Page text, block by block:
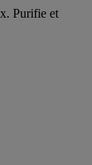
Purifie et